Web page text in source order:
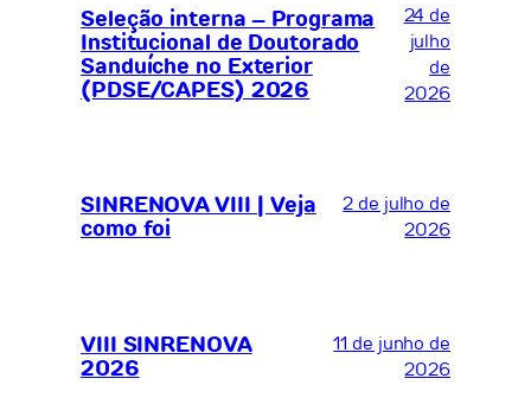
Seleção interna – Programa
Institucional de Doutorado
Sanduíche no Exterior
(PDSE/CAPES) 2026
24 de
julho
de
2026
SINRENOVA VIII | Veja
como foi
2 de julho de
2026
VIII SINRENOVA
2026
11 de junho de
2026